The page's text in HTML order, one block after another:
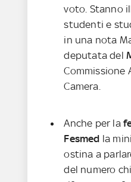
voto. Stanno
studenti e
in una nota
deputata del
Commissione
Camera.
Anche per la
Fesmed la
ostina a
del numero